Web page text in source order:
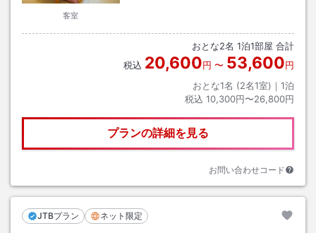
客室
おとな2名 1泊1部屋 合計
税込 20,600円 〜 53,600円
おとな1名 (2名1室)｜ 1泊
税込 10,300円〜26,800円
プランの詳細を見る
お問い合わせコード
JTBプラン ネット限定